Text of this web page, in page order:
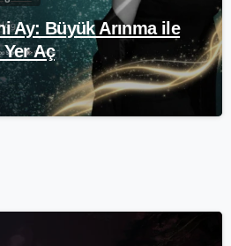
Ay: Büyük Arınma ile
Aç